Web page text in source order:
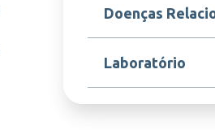
Contraindicado em
isquêmico ou
hipertensão grave
tenecteplase ou a
Doenças
Infarto agudo do
segmento ST (IAM
Laboratório
BOEHRINGER